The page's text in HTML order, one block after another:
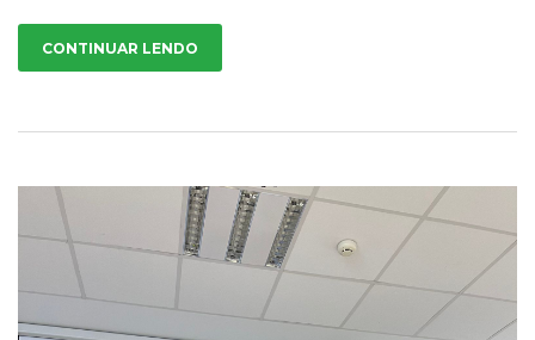
CONTINUAR LENDO